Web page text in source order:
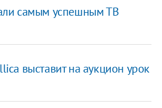
самым успешным ТВ
выставит на аукцион урок